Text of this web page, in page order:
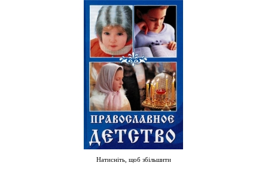
Натисніть, щоб збільшити